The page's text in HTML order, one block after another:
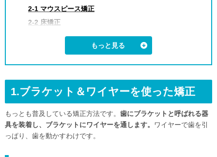
2-1 マウスピース矯正
2-2 床矯正
3.美容面に特化した矯正
3-1 部分矯正（ワイヤー矯正）
3-2 セラミック矯正
5.まとめ
1.ブラケット＆ワイヤーを使った矯正
もっとも普及している矯正方法です。 歯にブラケットと呼ばれる器
具を装着し、ブラケットにワイヤーを通します。
ワイヤーで歯を引
っぱり、歯を動かすわけです。